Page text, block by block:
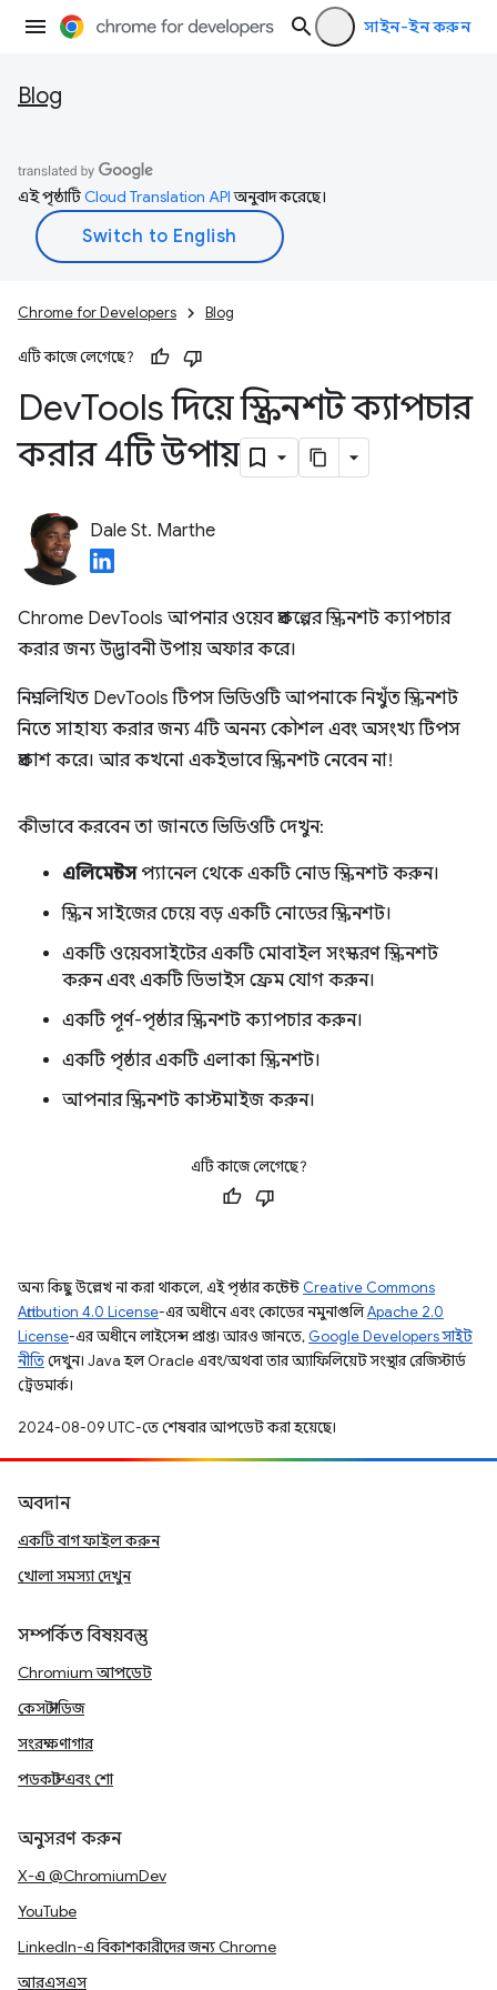
সাইন-ইন করুন
Blog
এই পৃষ্ঠাটিCloud Translation APIঅনুবাদ করেছে।
Chrome for Developers Blog
এটি কাজে লেগেছে?
DevTools দিয়ে স্ক্রিনশট ক্যাপচার
করার 4টি উপায়
Dale St. Marthe
Chrome DevTools আপনার ওয়েব প্রকল্পের স্ক্রিনশট ক্যাপচার
করার জন্য উদ্ভাবনী উপায় অফার করে।
নিম্নলিখিত DevTools টিপস ভিডিওটি আপনাকে নিখুঁত স্ক্রিনশট
নিতে সাহায্য করার জন্য 4টি অনন্য কৌশল এবং অসংখ্য টিপস
প্রকাশ করে। আর কখনো একইভাবে স্ক্রিনশট নেবেন না!
কীভাবে করবেন তা জানতে ভিডিওটি দেখুন:
এলিমেন্টসপ্যানেল থেকে একটি নোড স্ক্রিনশট করুন।
স্ক্রিন সাইজের চেয়ে বড় একটি নোডের স্ক্রিনশট।
একটি ওয়েবসাইটের একটি মোবাইল সংস্করণ স্ক্রিনশট
করুন এবং একটি ডিভাইস ফ্রেম যোগ করুন।
একটি পূর্ণ-পৃষ্ঠার স্ক্রিনশট ক্যাপচার করুন।
একটি পৃষ্ঠার একটি এলাকা স্ক্রিনশট।
আপনার স্ক্রিনশট কাস্টমাইজ করুন।
এটি কাজে লেগেছে?
অন্য কিছু উল্লেখ না করা থাকলে, এই পৃষ্ঠার কন্টেন্ট Creative Commons
Attribution 4.0 License-এর অধীনে এবং কোডের নমুনাগুলিApache 2.0
License-এর অধীনে লাইসেন্স প্রাপ্ত। আরও জানতে, Google Developers সাইট
নীতিদেখুন। Java হল Oracle এবং/অথবা তার অ্যাফিলিয়েট সংস্থার রেজিস্টার্ড
ট্রেডমার্ক।
2024-08-09 UTC-তে শেষবার আপডেট করা হয়েছে।
অবদান
একটি বাগ ফাইল করুন
খোলা সমস্যা দেখুন
সম্পর্কিত বিষয়বস্তু
Chromium আপডেট
কেস স্টাডিজ
সংরক্ষণাগার
পডকাস্ট এবং শো
অনুসরণ করুন
X-এ @ChromiumDev
YouTube
LinkedIn-এ বিকাশকারীদের জন্য Chrome
আরএসএস